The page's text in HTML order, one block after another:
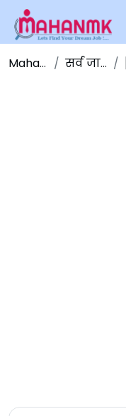
Maha NMK सर्व जाहिराती